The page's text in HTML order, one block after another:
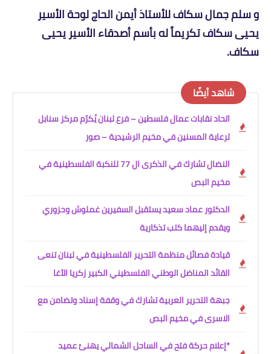
و سلم جمال سكاف للأستاذ أيمن الحاج لوحة الأسير
يحيى سكاف تكريماً له بأسم أصدقاء الأسير يحيى
سكاف.
شاهد أيضًا
اتحاد نقابات عمال فلسطين – فرع لبنان يُكرّم مركز سنابل
لرعاية المسنين في مخيم الرشيدية – صور
النضال تشارك في الذكرى ال 77 للنكبة الفلسطينية في
مخيم البص
الدكتور عماد سعيد يستقبل السفيرين غملوش وحزوري
ويقدم إليهما كتب تذكارية
قيادة فصائل منظمة التحرير الفلسطينية في لبنان تنعى
القائد المناضل الوطني الفلسطيني الكبير زكريا الآغا
جبهة التحرير العربية تشارك في وقفة إسناد وتضامن مع
الاسرى في مخيم البص
*إعلام حركة فتح في الساحل الشمالي يهنئ عميد